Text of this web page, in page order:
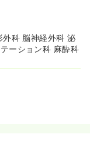
科 脳神経外科 泌
ーション科 麻酔科